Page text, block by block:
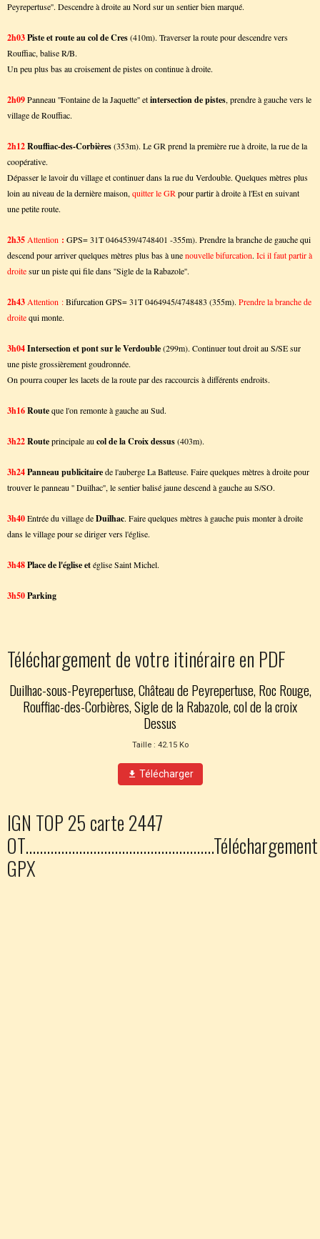
Peyrepertuse''. Descendre à droite au Nord sur un sentier bien marqué.
2h03Piste et route au col de Cres(410m). Traverser la route pour descendre vers
Rouffiac, balise R/B.
Un peu plus bas au croisement de pistes on continue à droite.
2h09Panneau ''Fontaine de la Jaquette'' etintersection de pistes, prendre à gauche vers le
village de Rouffiac.
2h12Rouffiac-des-Corbières(353m). Le GR prend la première rue à droite, la rue de la
coopérative.
Dépasser le lavoir du village et continuer dans la rue du Verdouble. Quelques mètres plus
loin au niveau de la dernière maison, quitter le GR pour partir à droite à l'Est en suivant
une petite route.
2h35 Attention : GPS= 31T 0464539/4748401 -355m). Prendre la branche de gauche qui
descend pour arriver quelques mètres plus bas à unenouvelle bifurcation. Ici il faut partir à
droitesur un piste qui file dans ''Sigle de la Rabazole''.
2h43 Attention :Bifurcation GPS= 31T 0464945/4748483 (355m). Prendre la branche de
droitequi monte.
3h04Intersection et pont sur le Verdouble(299m). Continuer tout droit au S/SE sur
une piste grossièrement goudronnée.
On pourra couper les lacets de la route par des raccourcis à différents endroits.
3h16Routeque l'on remonte à gauche au Sud.
3h22Routeprincipale au col de la Croix dessus(403m).
3h24Panneau publicitairede l'auberge La Batteuse. Faire quelques mètres à droite pour
trouver le panneau '' Duilhac'', le sentier balisé jaune descend à gauche au S/SO.
3h40Entrée du village deDuilhac. Faire quelques mètres à gauche puis monter à droite
dans le village pour se diriger vers l'église.
3h48Place de l'église etéglise Saint Michel.
3h50Parking
Téléchargement de votre itinéraire en PDF
Duilhac-sous-Peyrepertuse, Château de Peyrepertuse, Roc Rouge,
Rouffiac-des-Corbières, Sigle de la Rabazole, col de la croix
Dessus
Taille : 42.15 Ko
Télécharger
IGN TOP 25 carte 2447
OT.....................................................Téléchargement
GPX